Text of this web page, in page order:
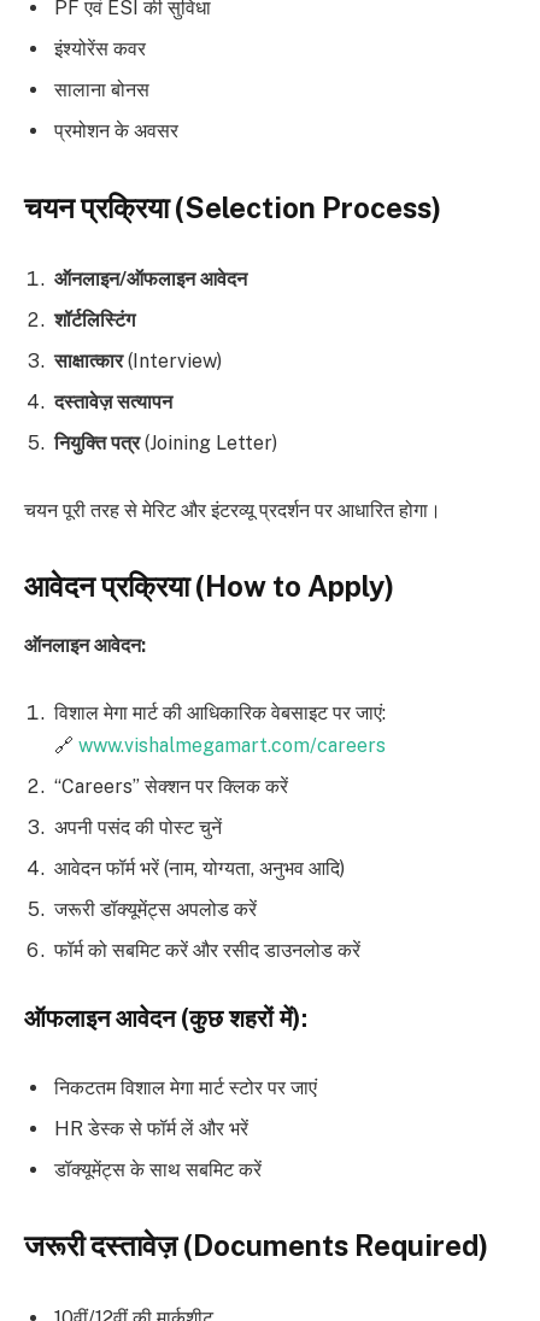
PF एवं ESI की सुविधा
इंश्योरेंस कवर
सालाना बोनस
प्रमोशन के अवसर
चयन प्रक्रिया (Selection Process)
ऑनलाइन/ऑफलाइन आवेदन
शॉर्टलिस्टिंग
साक्षात्कार(Interview)
दस्तावेज़ सत्यापन
नियुक्ति पत्र(Joining Letter)
चयन पूरी तरह से मेरिट और इंटरव्यू प्रदर्शन पर आधारित होगा।
आवेदन प्रक्रिया (How to Apply)
ऑनलाइन आवेदन:
विशाल मेगा मार्ट की आधिकारिक वेबसाइट पर जाएं:
🔗 www.vishalmegamart.com/careers
“Careers” सेक्शन पर क्लिक करें
अपनी पसंद की पोस्ट चुनें
आवेदन फॉर्म भरें (नाम, योग्यता, अनुभव आदि)
जरूरी डॉक्यूमेंट्स अपलोड करें
फॉर्म को सबमिट करें और रसीद डाउनलोड करें
ऑफलाइन आवेदन (कुछ शहरों में):
निकटतम विशाल मेगा मार्ट स्टोर पर जाएं
HR डेस्क से फॉर्म लें और भरें
डॉक्यूमेंट्स के साथ सबमिट करें
जरूरी दस्तावेज़ (Documents Required)